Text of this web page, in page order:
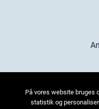
På vores website bruges
statistik og